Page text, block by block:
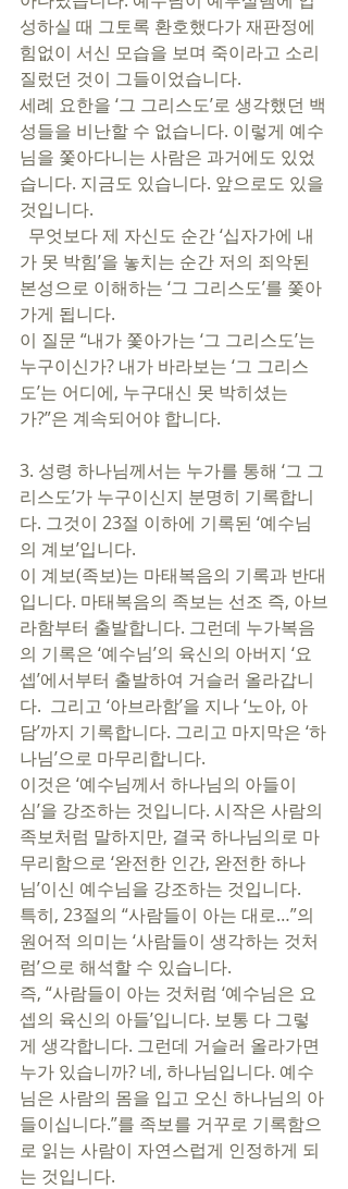
성하실 때 그토록 환호했다가 재판정에
힘없이 서신 모습을 보며 죽이라고 소리
질렀던 것이 그들이었습니다.
세례 요한을 ‘그 그리스도’로 생각했던 백
성들을 비난할 수 없습니다. 이렇게 예수
님을 쫓아다니는 사람은 과거에도 있었
습니다. 지금도 있습니다. 앞으로도 있을
것입니다.
가 못 박힘’을 놓치는 순간 저의 죄악된
본성으로 이해하는 ‘그 그리스도’를 쫓아
가게 됩니다.
이 질문 “내가 쫓아가는 ‘그 그리스도’는
누구이신가? 내가 바라보는 ‘그 그리스
도’는 어디에, 누구대신 못 박히셨는
가?”은 계속되어야 합니다.
3. 성령 하나님께서는 누가를 통해 ‘그 그
리스도’가 누구이신지 분명히 기록합니
다. 그것이 23절 이하에 기록된 ‘예수님
의 계보’입니다.
이 계보(족보)는 마태복음의 기록과 반대
입니다. 마태복음의 족보는 선조 즉, 아브
라함부터 출발합니다. 그런데 누가복음
의 기록은 ‘예수님’의 육신의 아버지 ‘요
셉’에서부터 출발하여 거슬러 올라갑니
다.  그리고 ‘아브라함’을 지나 ‘노아, 아
담’까지 기록합니다. 그리고 마지막은 ‘하
나님’으로 마무리합니다.
이것은 ‘예수님께서 하나님의 아들이
심’을 강조하는 것입니다. 시작은 사람의
족보처럼 말하지만, 결국 하나님의로 마
무리함으로 ‘완전한 인간, 완전한 하나
님’이신 예수님을 강조하는 것입니다.
특히, 23절의 “사람들이 아는 대로…”의
원어적 의미는 ‘사람들이 생각하는 것처
럼’으로 해석할 수 있습니다.
즉, “사람들이 아는 것처럼 ‘예수님은 요
셉의 육신의 아들’입니다. 보통 다 그렇
게 생각합니다. 그런데 거슬러 올라가면
누가 있습니까? 네, 하나님입니다. 예수
님은 사람의 몸을 입고 오신 하나님의 아
들이십니다.”를 족보를 거꾸로 기록함으
로 읽는 사람이 자연스럽게 인정하게 되
는 것입니다.